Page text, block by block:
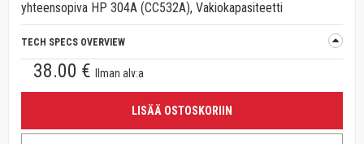
yhteensopiva HP 304A (CC532A), Vakiokapasiteetti
TECH SPECS OVERVIEW
38.00 € Ilman alv:a
LISÄÄ OSTOSKORIIN